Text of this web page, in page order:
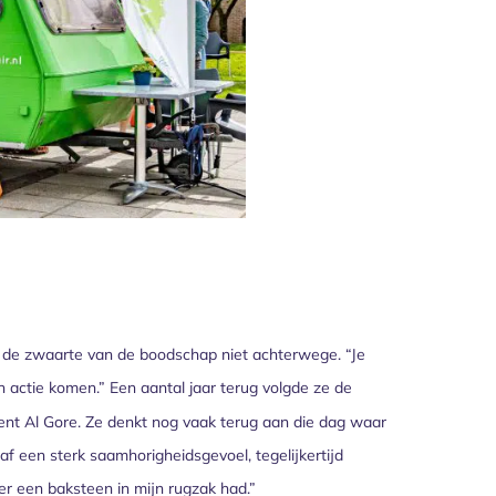
zwaarte van de boodschap niet achterwege. “Je
komen.” Een aantal jaar terug volgde ze de
Al Gore. Ze denkt nog vaak terug aan die dag waar
een sterk saamhorigheidsgevoel, tegelijkertijd
een baksteen in mijn rugzak had.”